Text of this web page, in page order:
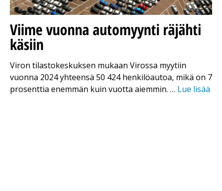
Viime vuonna automyynti räjähti
käsiin
Viron tilastokeskuksen mukaan Virossa myytiin
vuonna 2024 yhteensä 50 424 henkilöautoa, mikä on 7
prosenttia enemmän kuin vuotta aiemmin. … Lue lisää